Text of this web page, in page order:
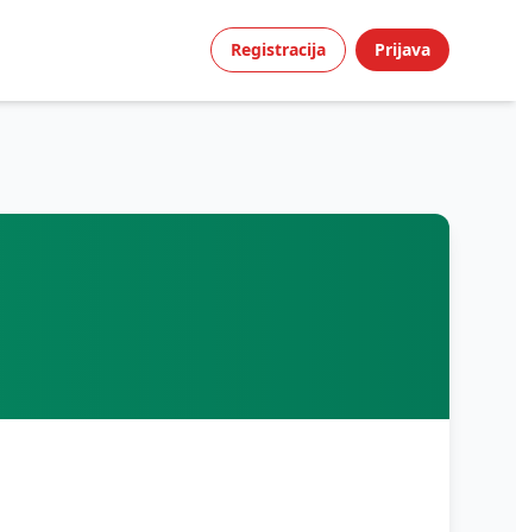
Registracija Prijava